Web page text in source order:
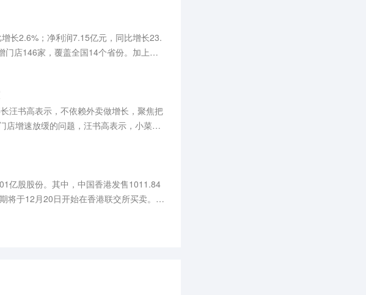
长2.6%；净利润7.15亿元，同比增长23.
店146家，覆盖全国14个省份。加上旗
汪书高表示，不依赖外卖做增长，聚焦把
店增速放缓的问题，汪书高表示，小菜园
亿股股份。其中，中国香港发售1011.84
于12月20日开始在香港联交所买卖。
实际可行日期，公司有663家在营直营门
。